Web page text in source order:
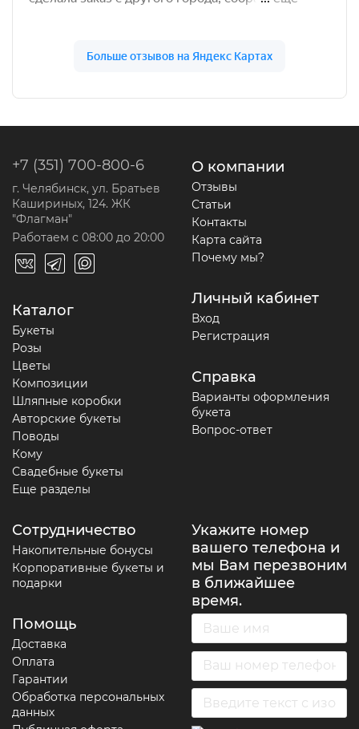
+7 (351) 700-800-6
г. Челябинск, ул. Братьев
Кашириных, 124. ЖК
"Флагман"
Работаем с 08:00 до 20:00
Каталог
Букеты
Розы
Цветы
Композиции
Шляпные коробки
Авторские букеты
Поводы
Кому
Свадебные букеты
Еще разделы
О компании
Отзывы
Статьи
Контакты
Карта сайта
Почему мы?
Личный кабинет
Вход
Регистрация
Справка
Варианты оформления
букета
Вопрос-ответ
Сотрудничество
Накопительные бонусы
Корпоративные букеты и
подарки
Помощь
Доставка
Оплата
Гарантии
Обработка персональных
данных
Укажите номер
вашего телефона и
мы Вам перезвоним
в ближайшее
время.